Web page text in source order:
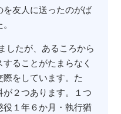
を友人に送ったのがば
したが、あるころから
ることがたまらなく
をしています。た
２つあります。１つ
役１年６か月・執行猶